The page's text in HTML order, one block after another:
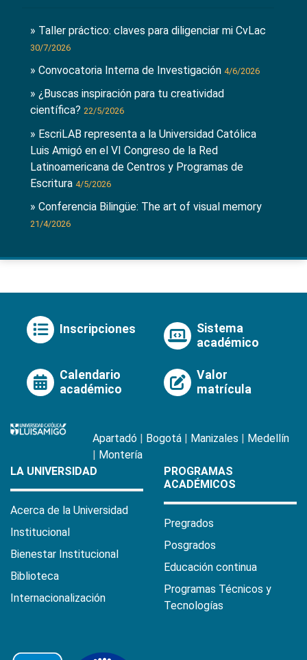
» Taller práctico: claves para diligenciar mi CvLac
30/7/2026
» Convocatoria Interna de Investigación 4/6/2026
» ¿Buscas inspiración para tu creatividad
científica? 22/5/2026
» EscriLAB representa a la Universidad Católica
Luis Amigó en el VI Congreso de la Red
Latinoamericana de Centros y Programas de
Escritura 4/5/2026
» Conferencia Bilingüe: The art of visual memory
21/4/2026
Inscripciones
Sistema
académico
Calendario
académico
Valor
matrícula
Apartadó Bogotá Manizales
Medellín
Montería
LA UNIVERSIDAD
Acerca de la Universidad
Institucional
Bienestar Institucional
Biblioteca
Internacionalización
PROGRAMAS
ACADÉMICOS
Pregrados
Posgrados
Educación continua
Programas Técnicos y
Tecnologías